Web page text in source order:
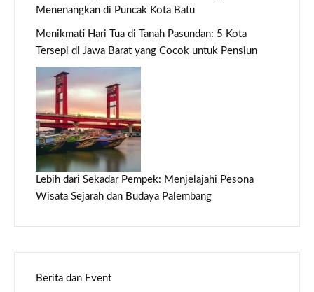
Menenangkan di Puncak Kota Batu
Menikmati Hari Tua di Tanah Pasundan: 5 Kota
Tersepi di Jawa Barat yang Cocok untuk Pensiun
Lebih dari Sekadar Pempek: Menjelajahi Pesona
Wisata Sejarah dan Budaya Palembang
Berita dan Event